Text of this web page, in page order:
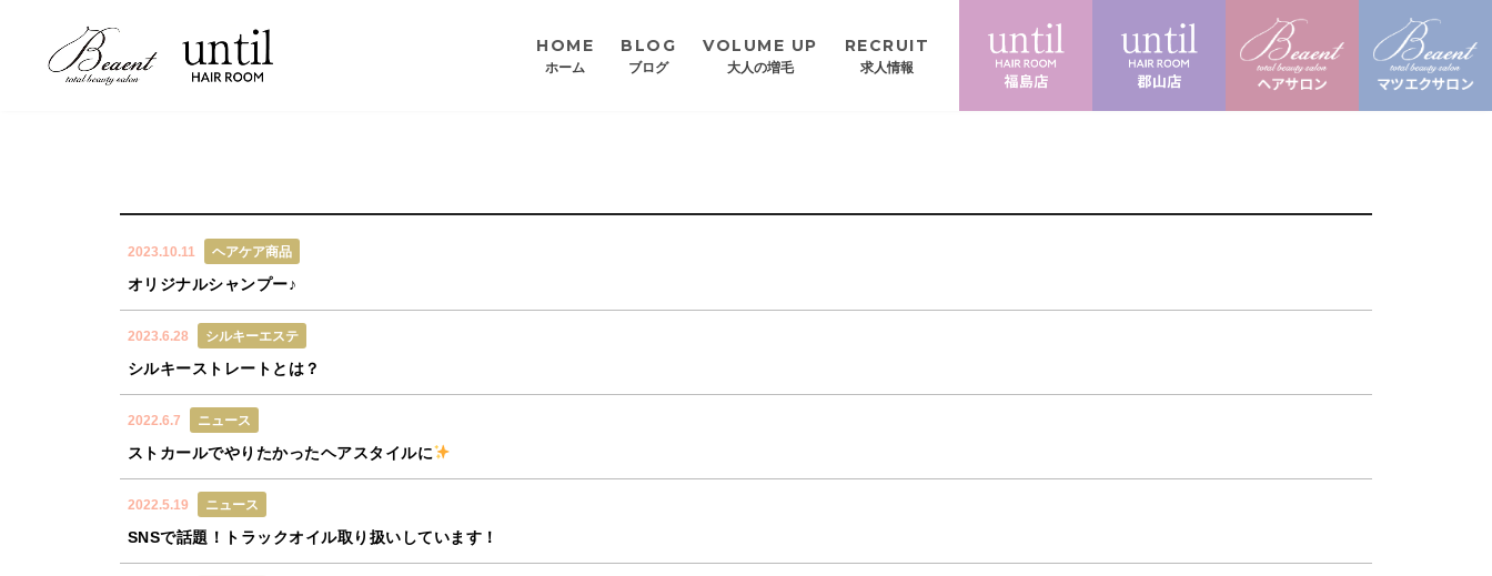
HOME
ホーム
BLOG
ブログ
VOLUME UP
大人の増毛
RECRUIT
求人情報
郡山美容室
2023.10.11 ヘアケア商品
オリジナルシャンプー♪
2023.6.28 シルキーエステ
シルキーストレートとは？
2022.6.7 ニュース
ストカールでやりたかったヘアスタイルに
2022.5.19 ニュース
SNSで話題！トラックオイル取り扱いしています！